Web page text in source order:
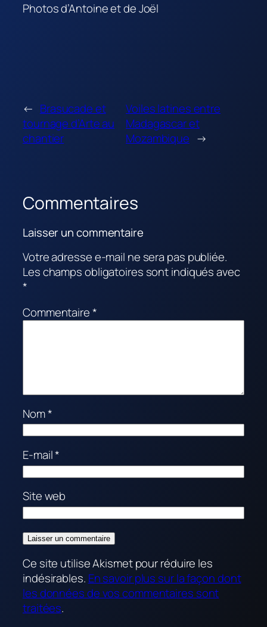
Photos d’Antoine et de Joël
← Brasucade et
tournage d’Arte au
chantier
Voiles latines entre
Madagascar et
Mozambique →
Commentaires
Laisser un commentaire
Votre adresse e-mail ne sera pas publiée.
Les champs obligatoires sont indiqués avec
*
Commentaire*
Nom*
E-mail*
Site web
Ce site utilise Akismet pour réduire les
indésirables. En savoir plus sur la façon dont
les données de vos commentaires sont
traitées.